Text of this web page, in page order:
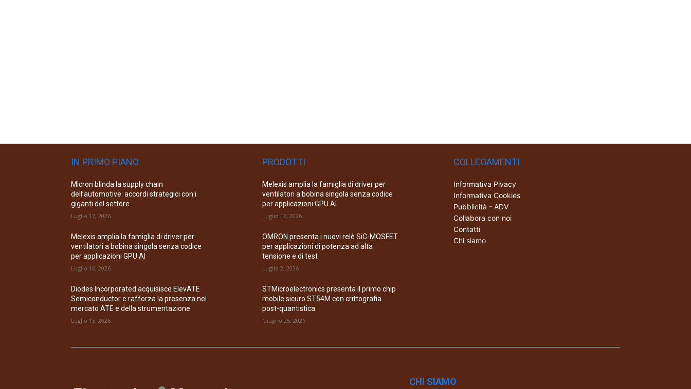
IN PRIMO PIANO
Micron blinda la supply chain
dell’automotive: accordi strategici con i
giganti del settore
Luglio 17, 2026
Melexis amplia la famiglia di driver per
ventilatori a bobina singola senza codice
per applicazioni GPU AI
Luglio 16, 2026
Diodes Incorporated acquisisce ElevATE
Semiconductor e rafforza la presenza nel
mercato ATE e della strumentazione
Luglio 15, 2026
PRODOTTI
Melexis amplia la famiglia di driver per
ventilatori a bobina singola senza codice
per applicazioni GPU AI
Luglio 16, 2026
OMRON presenta i nuovi relè SiC-MOSFET
per applicazioni di potenza ad alta
tensione e di test
Luglio 2, 2026
STMicroelectronics presenta il primo chip
mobile sicuro ST54M con crittografia
post-quantistica
Giugno 25, 2026
COLLEGAMENTI
Informativa Pivacy
Informativa Cookies
Pubblicità - ADV
Collabora con noi
Contatti
Chi siamo
CHI SIAMO